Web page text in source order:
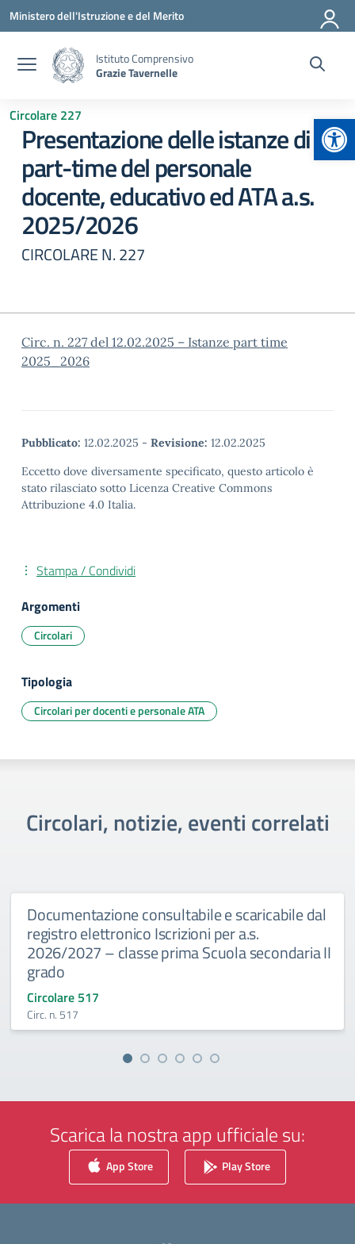
Vai ai contenuti
Vai al menu di navigazione
Vai al footer
Ministero dell'Istruzione e del Merito
Istituto Comprensivo
Grazie Tavernelle
Circolare 227
Presentazione delle istanze di
part-time del personale
docente, educativo ed ATA a.s.
2025/2026
CIRCOLARE N. 227
Circ. n. 227 del 12.02.2025 – Istanze part time
2025_2026
Pubblicato: 12.02.2025 - Revisione: 12.02.2025
Eccetto dove diversamente specificato, questo articolo è
stato rilasciato sotto Licenza Creative Commons
Attribuzione 4.0 Italia.
Stampa / Condividi
Argomenti
Circolari
Tipologia
Circolari per docenti e personale ATA
Circolari, notizie, eventi correlati
Documentazione consultabile e scaricabile dal
registro elettronico Iscrizioni per a.s.
2026/2027 – classe prima Scuola secondaria II
grado
Circolare 517
Circ. n. 517
Scarica la nostra app ufficiale su:
App Store Play Store